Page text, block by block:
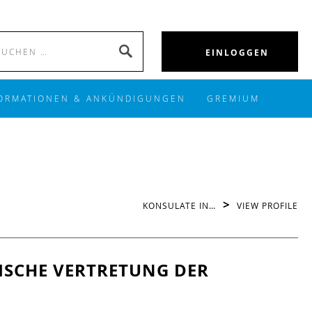
EINLOGGEN
& ANKÜNDIGUNGEN GREMIUM
KONSULATE IN… > VIEW PROFILE
VERTRETUNG DER